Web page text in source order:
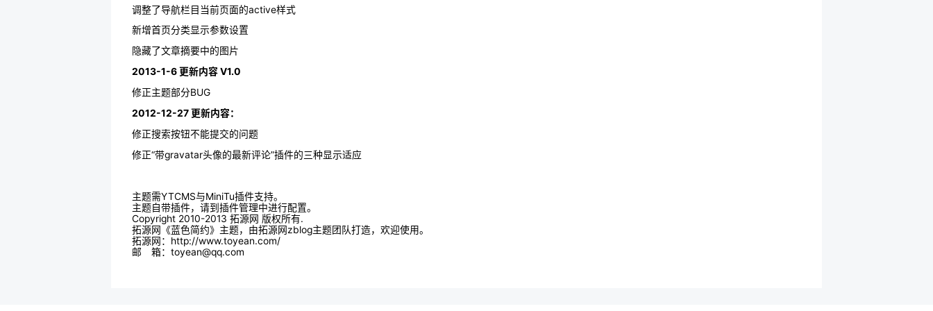
调整了导航栏目当前页面的active样式
新增首页分类显示参数设置
隐藏了文章摘要中的图片
2013-1-6 更新内容 V1.0
修正主题部分BUG
2012-12-27 更新内容：
修正搜索按钮不能提交的问题
修正“带gravatar头像的最新评论”插件的三种显示适应
主题需YTCMS与MiniTu插件支持。
主题自带插件，请到插件管理中进行配置。
Copyright 2010-2013 拓源网 版权所有.
拓源网《蓝色简约》主题，由拓源网zblog主题团队打造，欢迎使用。
拓源网：http://www.toyean.com/
邮 箱：toyean@qq.com